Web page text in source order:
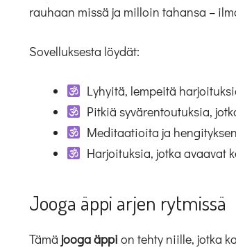
rauhaan missä ja milloin tahansa –
Sovelluksesta löydät:
Lyhyitä, lempeitä
Pitkiä syvärentoutuksia,
Meditaatioita ja
Harjoituksia, jotka avaavat
Jooga äppi arjen rytmissä
Tämä jooga äppi on tehty niille, jotka